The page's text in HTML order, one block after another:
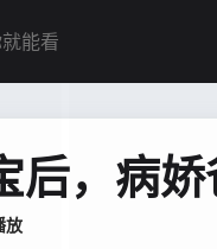
后，病
放